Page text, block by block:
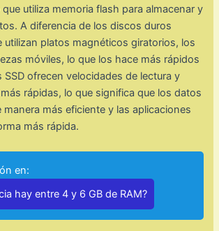
utiliza memoria flash para almacenar y
A diferencia de los discos duros
utilizan platos magnéticos giratorios, los
móviles, lo que los hace más rápidos
ofrecen velocidades de lectura y
rápidas, lo que significa que los datos
manera más eficiente y las aplicaciones
más rápida.
en:
hay entre 4 y 6 GB de RAM?